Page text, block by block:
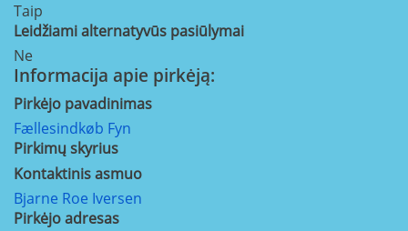
Taip
Leidžiami alternatyvūs pasiūlymai
Ne
Informacija apie pirkėją:
Pirkėjo pavadinimas
Fællesindkøb Fyn
Pirkimų skyrius
Kontaktinis asmuo
Bjarne Roe Iversen
Pirkėjo adresas